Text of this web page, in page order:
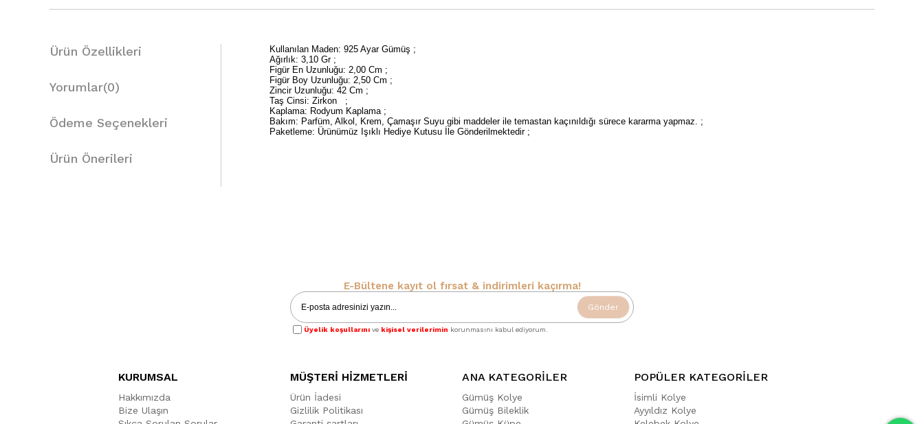
Ürün Özellikleri
Yorumlar(0)
Ödeme Seçenekleri
Ürün Önerileri
Kullanılan Maden: 925 Ayar Gümüş ;
Ağırlık: 3,10 Gr ;
Figür En Uzunluğu: 2,00 Cm ;
Figür Boy Uzunluğu: 2,50 Cm ;
Zincir Uzunluğu: 42 Cm ;
Taş Cinsi: Zirkon ;
Kaplama: Rodyum Kaplama ;
Bakım: Parfüm, Alkol, Krem, Çamaşır Suyu gibi maddeler ile temastan kaçınıldığı sürece kararma yapmaz. ;
Paketleme: Ürünümüz Işıklı Hediye Kutusu İle Gönderilmektedir ;
E-Bültene kayıt ol fırsat & indirimleri kaçırma!
Gönder
Üyelik koşullarını ve kişisel verilerimin korunmasını kabul ediyorum.
KURUMSAL
Hakkımızda
Bize Ulaşın
MÜŞTERİ HİZMETLERİ
Ürün İadesi
Gizlilik Politikası
ANA KATEGORİLER
Gümüş Kolye
Gümüş Bileklik
POPÜLER KATEGORİLER
İsimli Kolye
Ayyıldız Kolye